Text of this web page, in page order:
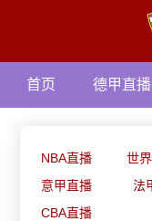
首页 德甲直播
NBA直播 世
意甲直播
法
CBA直播